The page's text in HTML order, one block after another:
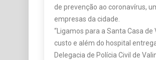
de prevenção ao coronavírus,
empresas da cidade.
“Ligamos para a Santa Casa
custo e além do hospital
Delegacia de Polícia Civil de